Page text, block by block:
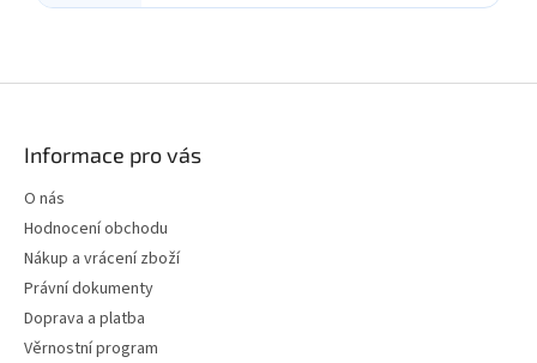
Informace pro vás
O nás
Hodnocení obchodu
Nákup a vrácení zboží
Právní dokumenty
Doprava a platba
Věrnostní program